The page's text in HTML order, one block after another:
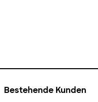
Bestehende Kunden